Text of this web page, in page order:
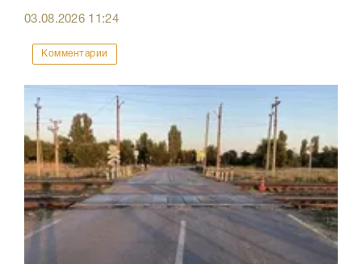
03.08.2026 11:24
Комментарии